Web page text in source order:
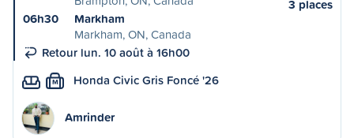
06h30
Markham
Markham, ON, Canada
Retour lun. 10 août à 16h00
3 places
M Honda Civic Gris Foncé '26
Amrinder